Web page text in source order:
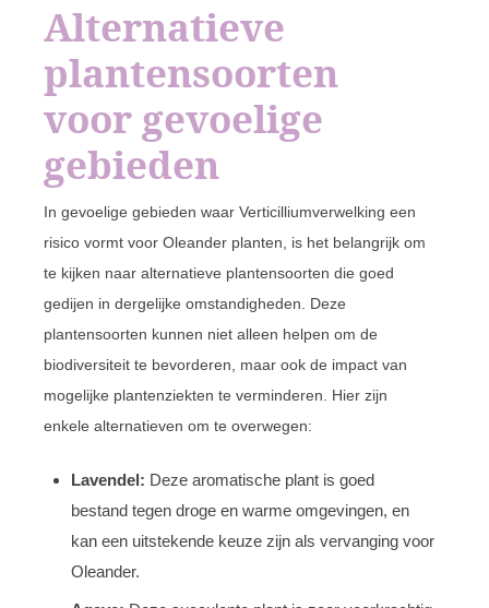
Alternatieve
plantensoorten
voor gevoelige
gebieden
In gevoelige gebieden waar Verticilliumverwelking een
risico vormt voor Oleander planten, is het belangrijk om
te kijken naar alternatieve plantensoorten die goed
gedijen in dergelijke omstandigheden. Deze
plantensoorten kunnen niet alleen helpen om de
biodiversiteit te bevorderen, maar ook de impact van
mogelijke plantenziekten te verminderen. Hier zijn
enkele alternatieven om te overwegen:
Lavendel: Deze aromatische plant is goed
bestand tegen droge en warme omgevingen, en
kan een uitstekende keuze zijn als vervanging voor
Oleander.